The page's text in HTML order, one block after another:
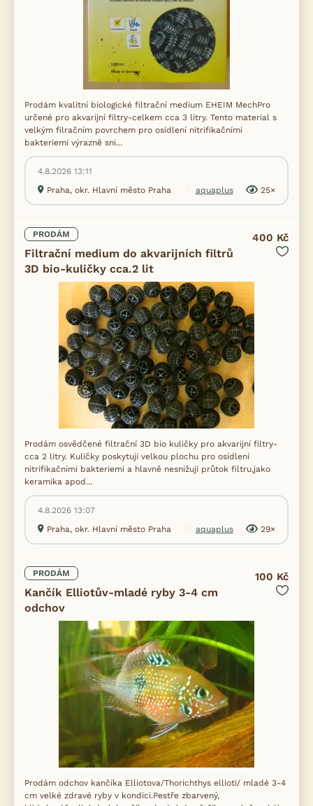
Prodám kvalitní biologické filtrační medium EHEIM MechPro
určené pro akvarijní filtry-celkem cca 3 litry. Tento material s
velkým filračním povrchem pro osídlení nitrifikačními
bakteriemi výrazně sni...
4.8.2026 13:11
Praha, okr. Hlavní město Praha
aquaplus 25×
PRODÁM
Filtrační medium do akvarijních filtrů
3D bio-kuličky cca.2 lit
400 Kč
Prodám osvědčené filtrační 3D bio kuličky pro akvarijní filtry-
cca 2 litry. Kuličky poskytují velkou plochu pro osídlení
nitrifikačními bakteriemi a hlavně nesnižují průtok filtru,jako
keramika apod...
4.8.2026 13:07
Praha, okr. Hlavní město Praha
aquaplus 29×
PRODÁM
Kančík Elliotův-mladé ryby 3-4 cm
odchov
100 Kč
Prodám odchov kančíka Elliotova/Thorichthys ellioti/ mladé 3-4
cm velké zdravé ryby v kondici.Pestře zbarvený,